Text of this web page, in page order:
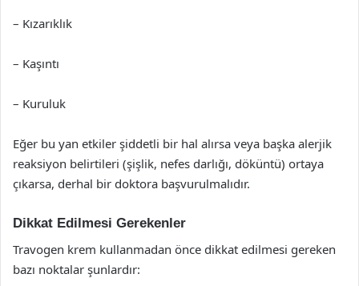
– Kızarıklık
– Kaşıntı
– Kuruluk
Eğer bu yan etkiler şiddetli bir hal alırsa veya başka alerjik
reaksiyon belirtileri (şişlik, nefes darlığı, döküntü) ortaya
çıkarsa, derhal bir doktora başvurulmalıdır.
Dikkat Edilmesi Gerekenler
Travogen krem kullanmadan önce dikkat edilmesi gereken
bazı noktalar şunlardır: